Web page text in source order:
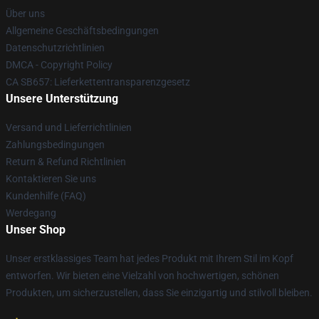
Über uns
Allgemeine Geschäftsbedingungen
Datenschutzrichtlinien
DMCA - Copyright Policy
CA SB657: Lieferkettentransparenzgesetz
Unsere Unterstützung
Versand und Lieferrichtlinien
Zahlungsbedingungen
Return & Refund Richtlinien
Kontaktieren Sie uns
Kundenhilfe (FAQ)
Werdegang
Unser Shop
Unser erstklassiges Team hat jedes Produkt mit Ihrem Stil im Kopf
entworfen. Wir bieten eine Vielzahl von hochwertigen, schönen
Produkten, um sicherzustellen, dass Sie einzigartig und stilvoll bleiben.